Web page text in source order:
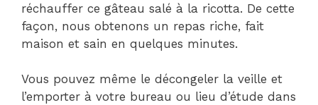
réchauffer ce gâteau salé à la ricotta. De cette
façon, nous obtenons un repas riche, fait
maison et sain en quelques minutes.
Vous pouvez même le décongeler la veille et
l’emporter à votre bureau ou lieu d’étude dans